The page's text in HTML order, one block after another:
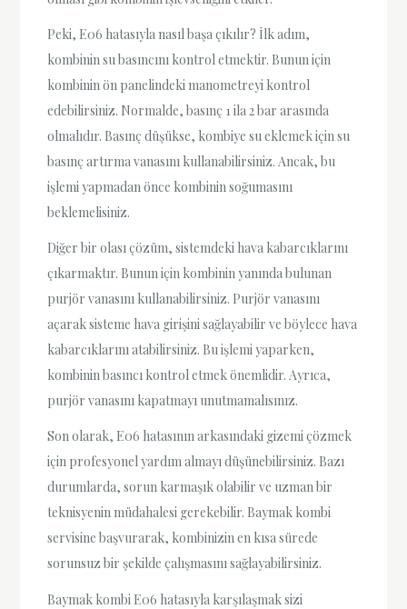
Peki, E06 hatasıyla nasıl başa çıkılır? İlk adım,
kombinin su basıncını kontrol etmektir. Bunun için
kombinin ön panelindeki manometreyi kontrol
edebilirsiniz. Normalde, basınç 1 ila 2 bar arasında
olmalıdır. Basınç düşükse, kombiye su eklemek için su
basınç artırma vanasını kullanabilirsiniz. Ancak, bu
işlemi yapmadan önce kombinin soğumasını
beklemelisiniz.
Diğer bir olası çözüm, sistemdeki hava kabarcıklarını
çıkarmaktır. Bunun için kombinin yanında bulunan
purjör vanasını kullanabilirsiniz. Purjör vanasını
açarak sisteme hava girişini sağlayabilir ve böylece hava
kabarcıklarını atabilirsiniz. Bu işlemi yaparken,
kombinin basıncı kontrol etmek önemlidir. Ayrıca,
purjör vanasını kapatmayı unutmamalısınız.
Son olarak, E06 hatasının arkasındaki gizemi çözmek
için profesyonel yardım almayı düşünebilirsiniz. Bazı
durumlarda, sorun karmaşık olabilir ve uzman bir
teknisyenin müdahalesi gerekebilir. Baymak kombi
servisine başvurarak, kombinizin en kısa sürede
sorunsuz bir şekilde çalışmasını sağlayabilirsiniz.
Baymak kombi E06 hatasıyla karşılaşmak sizi